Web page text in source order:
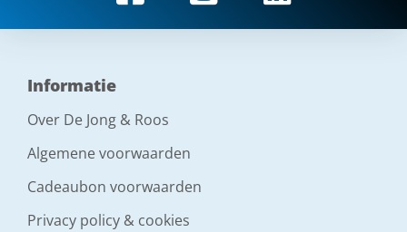
Informatie
Over De Jong & Roos
Algemene voorwaarden
Cadeaubon voorwaarden
Privacy policy & cookies